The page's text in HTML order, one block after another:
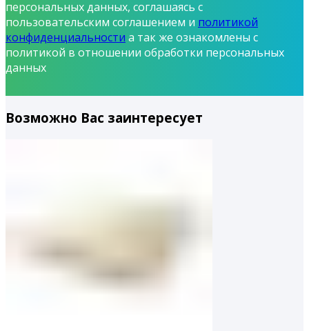
персональных данных, соглашаясь с
пользовательским соглашением и политикой
конфиденциальности а так же ознакомлены с
политикой в отношении обработки персональных
данных
Возможно Вас заинтересует